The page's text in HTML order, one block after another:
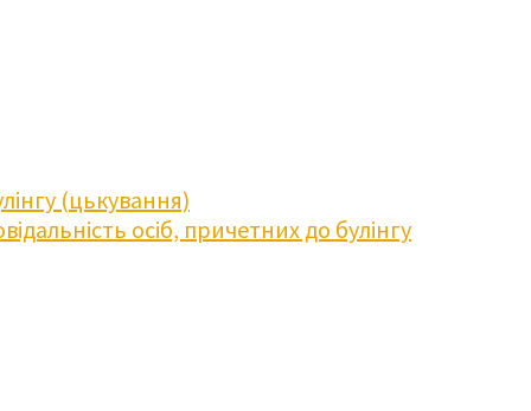
(цькування)
осіб, причетних до булінгу